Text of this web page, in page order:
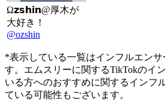
Ω𝘇𝘀𝗵𝗶𝗻@厚木が
大好き！
@ozshin
*表示している一覧はインフルエン
す。エムスリーに関するTikTokのイ
いる方へのおすすめに関するインフ
ている可能性もございます。